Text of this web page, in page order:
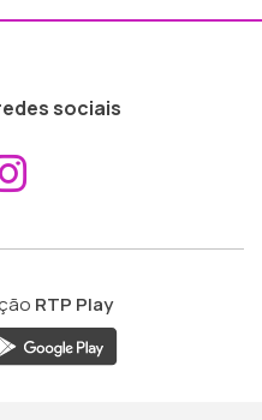
sociais
ao
RTP Play